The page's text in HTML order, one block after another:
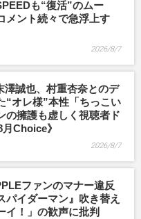
も“復活”のムー
メント続々で急浮上す
2026/8/7
澤誠也、村重杏奈とのデ
“オレ様”本性「ちっこい
の擁護も虚しく視聴者ド
Choice》
2026/8/7
ファンのマナー違反
パイダーマン』吹き替え
イ！」の歓声に批判